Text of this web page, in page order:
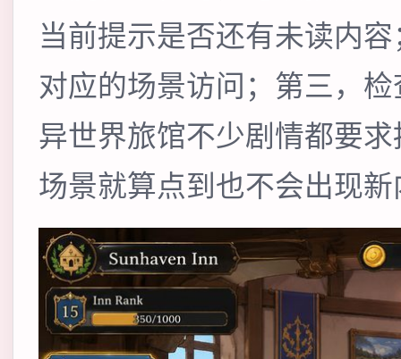
当前提示是否还有未读内
对应的场景访问；第三，
异世界旅馆不少剧情都要
场景就算点到也不会出现